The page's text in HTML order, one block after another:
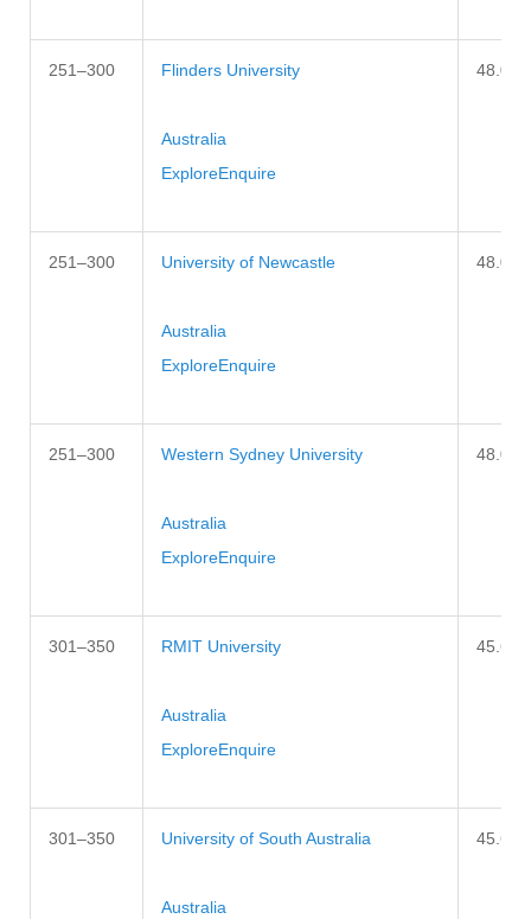
251–300 Flinders University
Australia
ExploreEnquire
251–300 University of Newcastle
Australia
ExploreEnquire
251–300 Western Sydney University
Australia
ExploreEnquire
301–350 RMIT University
Australia
ExploreEnquire
301–350 University of South Australia
Australia